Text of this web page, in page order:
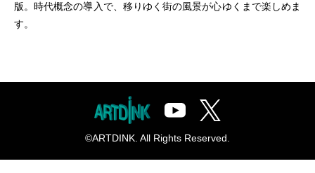
版。時代概念の導入で、移りゆく街の風景が心ゆくまで楽しめま
す。
©ARTDINK. All Rights Reserved.